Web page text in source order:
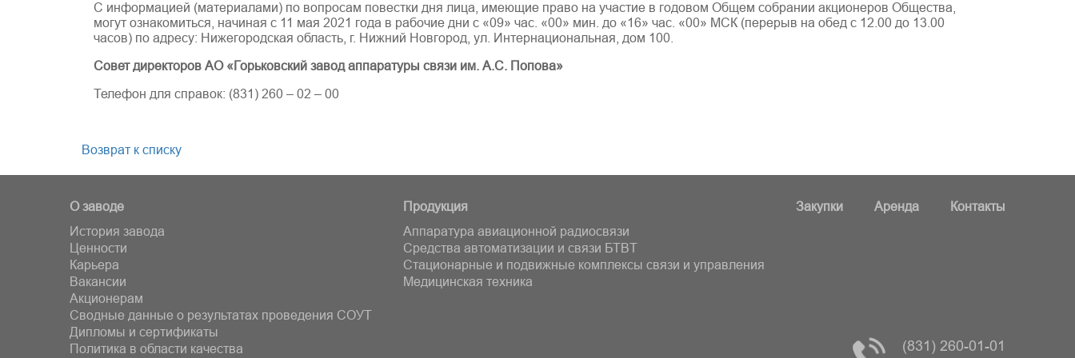
С информацией (материалами) по вопросам повестки дня лица, имеющие право на участие в годовом Общем собрании акционеров Общества,
могут ознакомиться, начиная с 11 мая 2021 года в рабочие дни с «09» час. «00» мин. до «16» час. «00» МСК (перерыв на обед с 12.00 до 13.00
часов) по адресу: Нижегородская область, г. Нижний Новгород, ул. Интернациональная, дом 100.
Совет директоров АО «Горьковский завод аппаратуры связи им. А.С. Попова»
Телефон для справок: (831) 260 – 02 – 00
Возврат к списку
О заводе
История завода
Ценности
Карьера
Вакансии
Акционерам
Сводные данные о результатах проведения СОУТ
Дипломы и сертификаты
Политика в области качества
Продукция
Аппаратура авиационной радиосвязи
Средства автоматизации и связи БТВT
Стационарные и подвижные комплексы связи и управления
Медицинская техника
Закупки Аренда Контакты
(831) 260-01-01